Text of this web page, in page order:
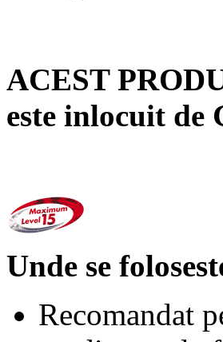
ACEST
este inlocuit de
Unde se
Recomandat